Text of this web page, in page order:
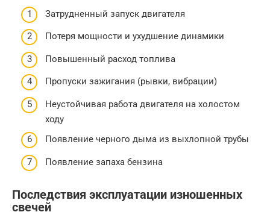
Затрудненный запуск двигателя
Потеря мощности и ухудшение динамики
Повышенный расход топлива
Пропуски зажигания (рывки, вибрации)
Неустойчивая работа двигателя на холостом
ходу
Появление черного дыма из выхлопной трубы
Появление запаха бензина
Последствия эксплуатации изношенных
свечей